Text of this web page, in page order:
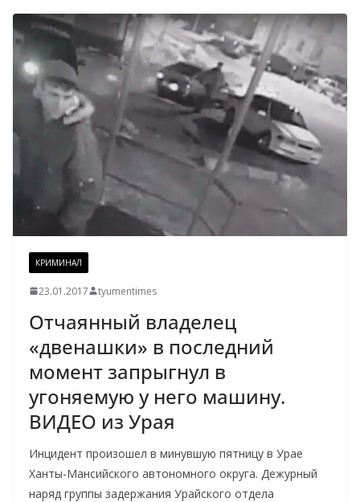
КРИМИНАЛ
23.01.2017 tyumentimes
Отчаянный владелец
«двенашки» в последний
момент запрыгнул в
угоняемую у него машину.
ВИДЕО из Урая
Инцидент произошел в минувшую пятницу в Урае
Ханты-Мансийского автономного округа. Дежурный
наряд группы задержания Урайского отдела